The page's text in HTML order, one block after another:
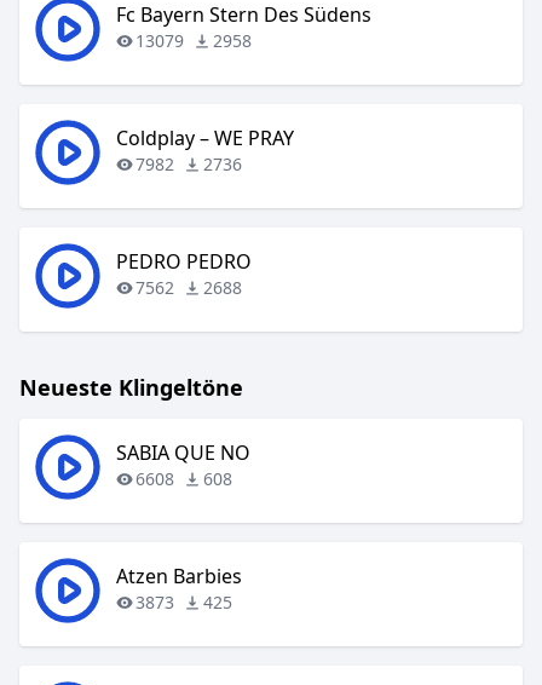
Fc Bayern Stern Des Südens
13079 2958
Coldplay – WE PRAY
7982 2736
PEDRO PEDRO
7562 2688
Neueste Klingeltöne
SABIA QUE NO
6608 608
Atzen Barbies
3873 425